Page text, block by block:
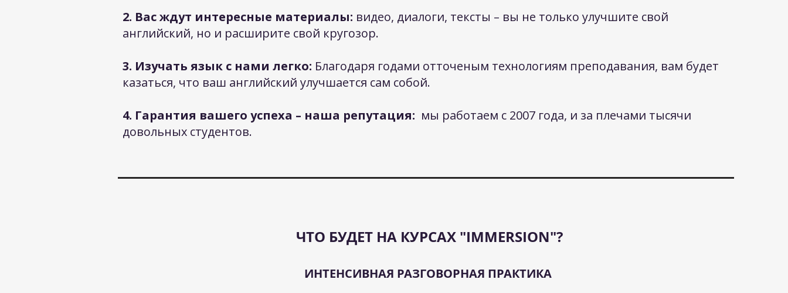
2. Вас ждут интересные материалы: видео, диалоги, тексты – вы не только улучшите свой
английский, но и расширите свой кругозор.
3. Изучать язык с нами легко: Благодаря годами отточеным технологиям преподавания, вам будет
казаться, что ваш английский улучшается сам собой.
4. Гарантия вашего успеха – наша репутация: мы работаем с 2007 года, и за плечами тысячи
довольных студентов.​​
ЧТО БУДЕТ НА КУРСАХ "IMMERSION"?
ИНТЕНСИВНАЯ РАЗГОВОРНАЯ ПРАКТИКА